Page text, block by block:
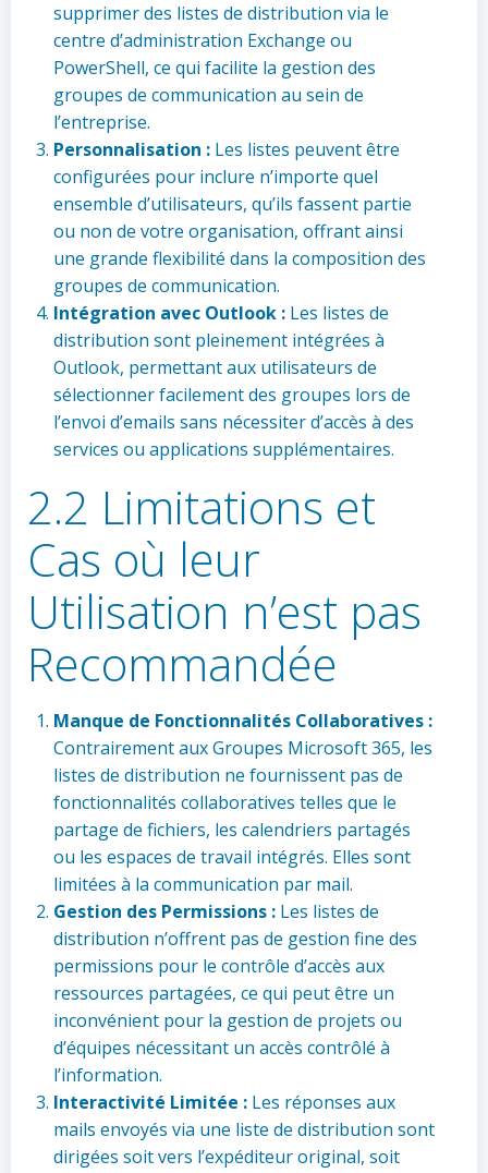
supprimer des listes de distribution via le
centre d’administration Exchange ou
PowerShell, ce qui facilite la gestion des
groupes de communication au sein de
l’entreprise.
Personnalisation : Les listes peuvent être
configurées pour inclure n’importe quel
ensemble d’utilisateurs, qu’ils fassent partie
ou non de votre organisation, offrant ainsi
une grande flexibilité dans la composition des
groupes de communication.
Intégration avec Outlook : Les listes de
distribution sont pleinement intégrées à
Outlook, permettant aux utilisateurs de
sélectionner facilement des groupes lors de
l’envoi d’emails sans nécessiter d’accès à des
services ou applications supplémentaires.
2.2 Limitations et
Cas où leur
Utilisation n’est pas
Recommandée
Manque de Fonctionnalités Collaboratives :
Contrairement aux Groupes Microsoft 365, les
listes de distribution ne fournissent pas de
fonctionnalités collaboratives telles que le
partage de fichiers, les calendriers partagés
ou les espaces de travail intégrés. Elles sont
limitées à la communication par mail.
Gestion des Permissions : Les listes de
distribution n’offrent pas de gestion fine des
permissions pour le contrôle d’accès aux
ressources partagées, ce qui peut être un
inconvénient pour la gestion de projets ou
d’équipes nécessitant un accès contrôlé à
l’information.
Interactivité Limitée : Les réponses aux
mails envoyés via une liste de distribution sont
dirigées soit vers l’expéditeur original, soit